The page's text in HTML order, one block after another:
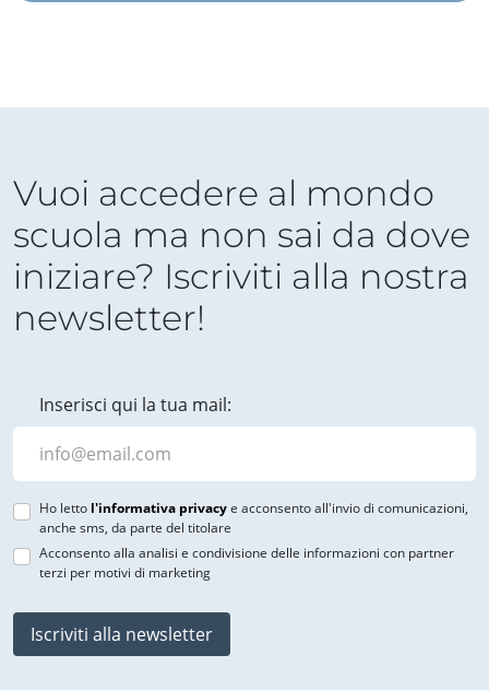
Vuoi accedere al mondo
scuola ma non sai da dove
iniziare? Iscriviti alla nostra
newsletter!
Inserisci qui la tua mail:
Ho letto l'informativa privacye acconsento all'invio di comunicazioni,
anche sms, da parte del titolare
Acconsento alla analisi e condivisione delle informazioni con partner
terzi per motivi di marketing
Iscriviti alla newsletter